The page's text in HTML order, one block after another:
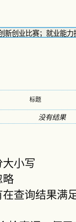
标题
没有结果
小写
略
查询结果满